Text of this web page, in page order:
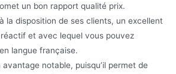
un bon rapport qualité prix.
la disposition de ses clients, un excellent
et avec lequel vous pouvez
langue française.
avantage notable, puisqu’il permet de